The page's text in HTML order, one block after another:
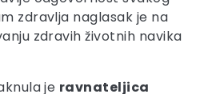
zdravlja naglasak je na
zdravih životnih navika
je ravnateljica